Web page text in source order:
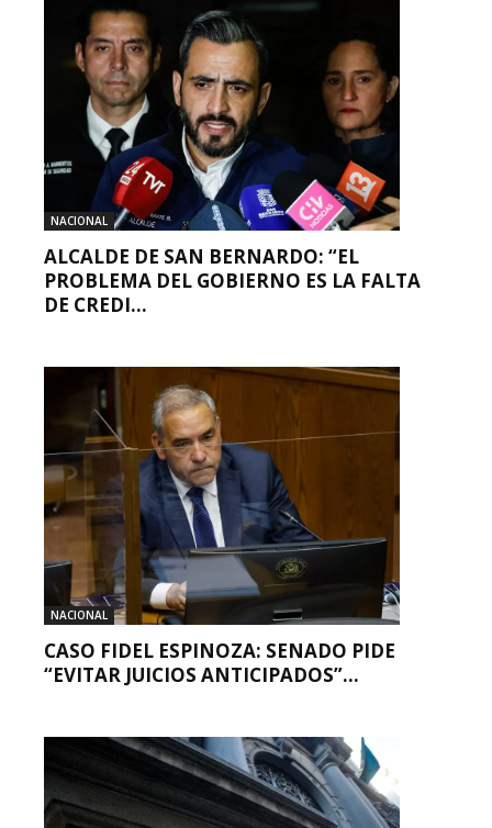
NACIONAL
ALCALDE DE SAN BERNARDO: “EL
PROBLEMA DEL GOBIERNO ES LA FALTA
DE CREDI...
NACIONAL
CASO FIDEL ESPINOZA: SENADO PIDE
“EVITAR JUICIOS ANTICIPADOS”...